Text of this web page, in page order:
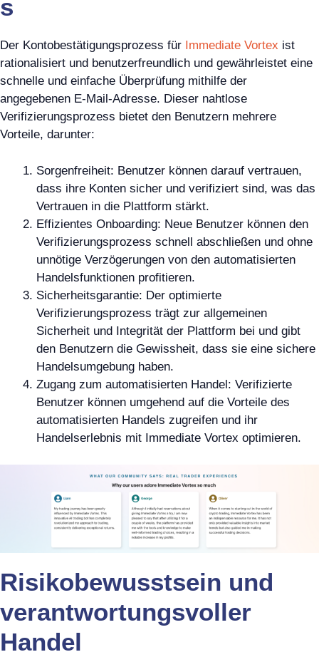
s
Der Kontobestätigungsprozess für Immediate Vortex ist
rationalisiert und benutzerfreundlich und gewährleistet eine
schnelle und einfache Überprüfung mithilfe der
angegebenen E-Mail-Adresse. Dieser nahtlose
Verifizierungsprozess bietet den Benutzern mehrere
Vorteile, darunter:
Sorgenfreiheit: Benutzer können darauf vertrauen,
dass ihre Konten sicher und verifiziert sind, was das
Vertrauen in die Plattform stärkt.
Effizientes Onboarding: Neue Benutzer können den
Verifizierungsprozess schnell abschließen und ohne
unnötige Verzögerungen von den automatisierten
Handelsfunktionen profitieren.
Sicherheitsgarantie: Der optimierte
Verifizierungsprozess trägt zur allgemeinen
Sicherheit und Integrität der Plattform bei und gibt
den Benutzern die Gewissheit, dass sie eine sichere
Handelsumgebung haben.
Zugang zum automatisierten Handel: Verifizierte
Benutzer können umgehend auf die Vorteile des
automatisierten Handels zugreifen und ihr
Handelserlebnis mit Immediate Vortex optimieren.
Risikobewusstsein und
verantwortungsvoller
Handel